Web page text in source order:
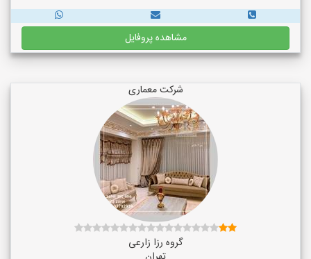
مشاهده پروفایل
شرکت معماری
گروه رزا زارعی